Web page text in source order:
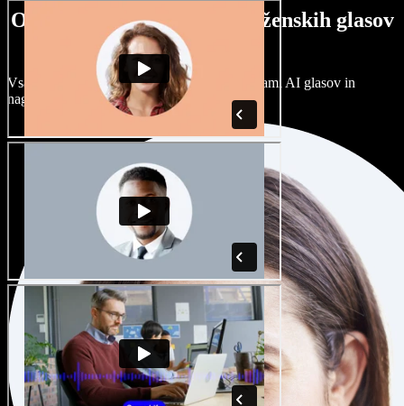
Ogromna izbira moških in ženskih glasov
ter naglasov
Vsak projekt je unikaten. Izbirajte med stotinami AI glasov in
naglasov ter jih prilagodite po svoje.